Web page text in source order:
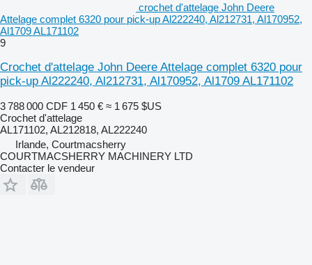
crochet d'attelage John Deere
Attelage complet 6320 pour pick-up Al222240, Al212731, Al170952,
Al1709 AL171102
9
Crochet d'attelage John Deere Attelage complet 6320 pour
pick-up Al222240, Al212731, Al170952, Al1709 AL171102
3 788 000 CDF 1 450 € ≈ 1 675 $US
Crochet d'attelage
AL171102, AL212818, AL222240
Irlande, Courtmacsherry
COURTMACSHERRY MACHINERY LTD
Contacter le vendeur